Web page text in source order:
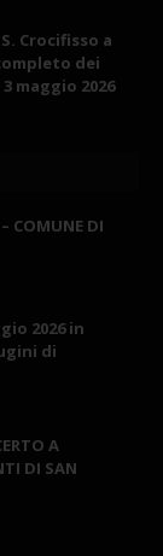
Crocifisso a
dei
maggio 2026
COMUNE DI
2026 in
di
A
DI SAN